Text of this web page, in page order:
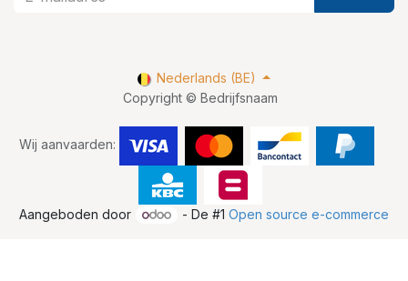
Copyright © Bedrijfsnaam
Wij aanvaarden:
Nederlands (BE)
Aangeboden door - De #1Open source e-commerce